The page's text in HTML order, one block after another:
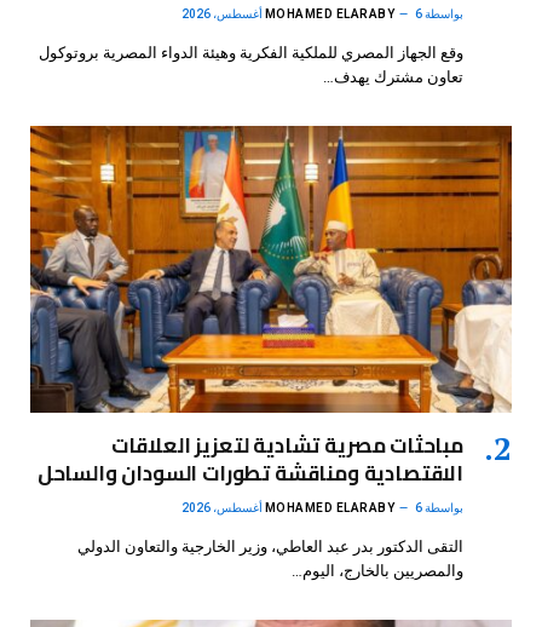
بواسطة MOHAMED ELARABY 6 أغسطس، 2026
وقع الجهاز المصري للملكية الفكرية وهيئة الدواء المصرية بروتوكول
تعاون مشترك يهدف…
مباحثات مصرية تشادية لتعزيز العلاقات
الاقتصادية ومناقشة تطورات السودان والساحل
بواسطة MOHAMED ELARABY 6 أغسطس، 2026
التقى الدكتور بدر عبد العاطي، وزير الخارجية والتعاون الدولي
والمصريين بالخارج، اليوم…